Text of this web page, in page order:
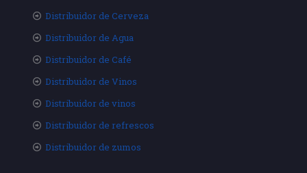
Distribuidor de Cerveza
Distribuidor de Agua
Distribuidor de Café
Distribuidor de Vinos
Distribuidor de vinos
Distribuidor de refrescos
Distribuidor de zumos